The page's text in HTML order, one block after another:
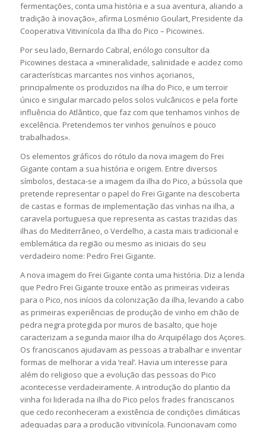
fermentações, conta uma história e a sua aventura, aliando a
tradição à inovação», afirma Losménio Goulart, Presidente da
Cooperativa Vitivinícola da Ilha do Pico – Picowines.
Por seu lado, Bernardo Cabral, enólogo consultor da
Picowines destaca a «mineralidade, salinidade e acidez como
características marcantes nos vinhos açorianos,
principalmente os produzidos na ilha do Pico, e um terroir
único e singular marcado pelos solos vulcânicos e pela forte
influência do Atlântico, que faz com que tenhamos vinhos de
excelência. Pretendemos ter vinhos genuínos e pouco
trabalhados».
Os elementos gráficos do rótulo da nova imagem do Frei
Gigante contam a sua história e origem. Entre diversos
símbolos, destaca-se a imagem da ilha do Pico, a bússola que
pretende representar o papel do Frei Gigante na descoberta
de castas e formas de implementação das vinhas na ilha, a
caravela portuguesa que representa as castas trazidas das
ilhas do Mediterrâneo, o Verdelho, a casta mais tradicional e
emblemática da região ou mesmo as iniciais do seu
verdadeiro nome: Pedro Frei Gigante.
A nova imagem do Frei Gigante conta uma história. Diz a lenda
que Pedro Frei Gigante trouxe então as primeiras videiras
para o Pico, nos inícios da colonização da ilha, levando a cabo
as primeiras experiências de produção de vinho em chão de
pedra negra protegida por muros de basalto, que hoje
caracterizam a segunda maior ilha do Arquipélago dos Açores.
Os franciscanos ajudavam as pessoas a trabalhar e inventar
formas de melhorar a vida ‘real’. Havia um interesse para
além do religioso que a evolução das pessoas do Pico
acontecesse verdadeiramente. A introdução do plantio da
vinha foi liderada na ilha do Pico pelos frades franciscanos
que cedo reconheceram a existência de condições climáticas
adequadas para a produção vitivinícola. Funcionavam como